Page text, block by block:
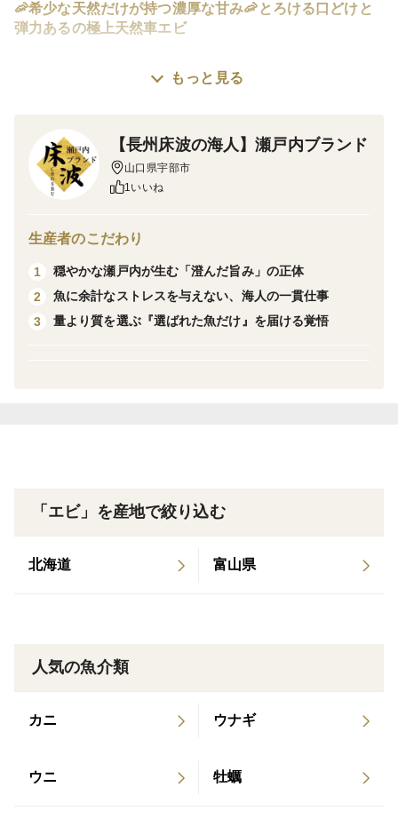
🦐希少な天然だけが持つ濃厚な甘み🦐とろける口どけと
弾力あるの極上天然車エビ
※こちらは、2026年9月中旬発送開始予定の先行予約商
※現在、長州床波ブランド鮮魚が予想以上の受注を頂い
ております。1年.2年待ちとなる前に他の商品ページの
ご予約をおススメ致します。
車エビは、高級食材として知られています。
ですが、その価値の裏側には“養殖の難しさ”がありま
す。
す。
安定して市場に出回る存在ではなくなり、今、私たちが
す。
もっと見る
【長州床波の海人】瀬戸内ブランド
山口県宇部市
1いいね
生産者のこだわり
1
穏やかな瀬戸内が生む「澄んだ旨み」の正体
2
魚に余計なストレスを与えない、海人の一貫仕事
3
量より質を選ぶ『選ばれた魚だけ』を届ける覚悟
「エビ」を産地で絞り込む
北海道 富山県
人気の魚介類
カニ ウナギ
ウニ 牡蠣